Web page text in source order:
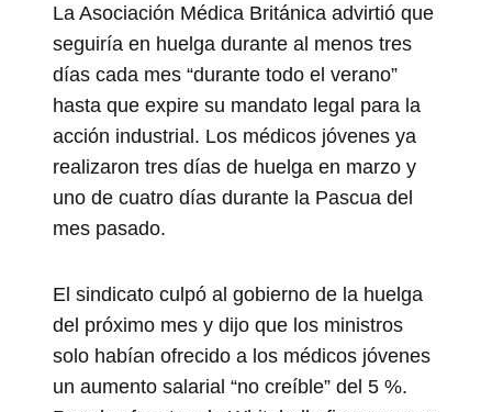
La Asociación Médica Británica advirtió que
seguiría en huelga durante al menos tres
días cada mes “durante todo el verano”
hasta que expire su mandato legal para la
acción industrial. Los médicos jóvenes ya
realizaron tres días de huelga en marzo y
uno de cuatro días durante la Pascua del
mes pasado.
El sindicato culpó al gobierno de la huelga
del próximo mes y dijo que los ministros
solo habían ofrecido a los médicos jóvenes
un aumento salarial “no creíble” del 5 %.